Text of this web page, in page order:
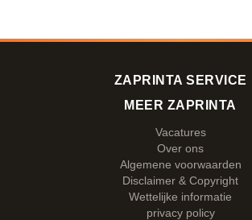
ZAPRINTA SERVICE
MEER ZAPRINTA
Vacatures
Over ons
Algemene voorwaarden
Disclaimer & Copyright
Wettelijke informatie
privacy policy